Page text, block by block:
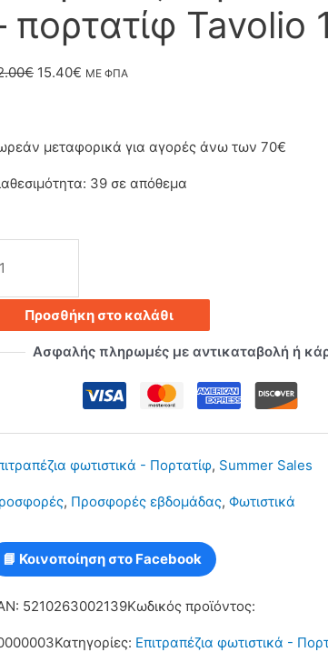
πορτατίφ Tavolio
€ Original
was:
22.00€.
15.40€ Η
τιμή
είναι:
ΜΕ ΦΠΑ
μεταφορικά για αγορές άνω των 70€
39 σε απόθεμα
Προσθήκη στο καλάθι
Ασφαλής πληρωμές με αντικαταβολή ή
φωτιστικά - Πορτατίφ, Summer Sales
, Προσφορές εβδομάδας,Φωτιστικά
📘 Κοινοποίηση στο Facebook
5210263002139Κωδικός προϊόντος:
Κατηγορίες: Επιτραπέζια φωτιστικά -